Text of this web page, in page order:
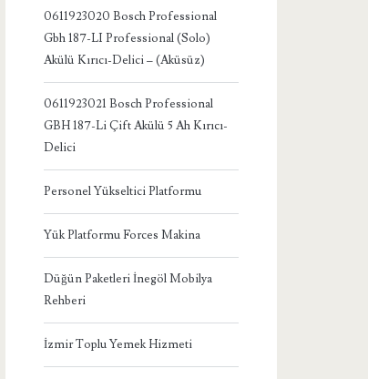
0611923020 Bosch Professional
Gbh 187-LI Professional (Solo)
Akülü Kırıcı-Delici – (Aküsüz)
0611923021 Bosch Professional
GBH 187-Li Çift Akülü 5 Ah Kırıcı-
Delici
Personel Yükseltici Platformu
Yük Platformu Forces Makina
Düğün Paketleri İnegöl Mobilya
Rehberi
İzmir Toplu Yemek Hizmeti